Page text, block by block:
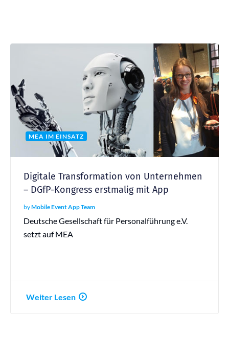
MEA IM EINSATZ
Digitale Transformation von Unternehmen
– DGfP-Kongress erstmalig mit App
byMobile Event App Team
Deutsche Gesellschaft für Personalführung e.V.
setzt auf MEA
Weiter Lesen